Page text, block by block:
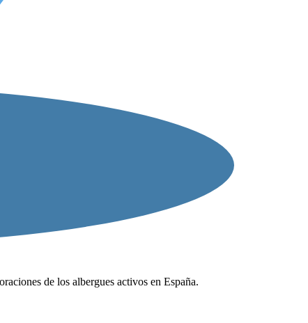
de los albergues activos en España.